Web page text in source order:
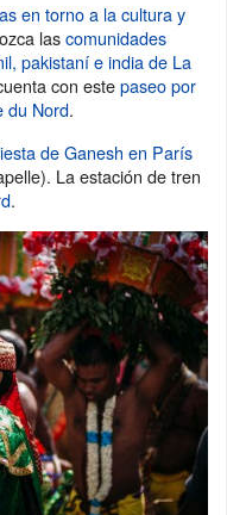
en torno a la cultura y
lascomunidades
pakistaní e india de La
con estepaseo por
du Nord.
de Ganesh en París
La estación de tren
.